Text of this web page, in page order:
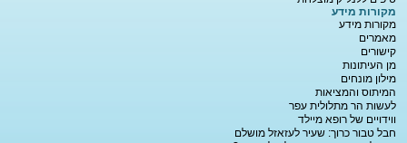
מקורות מידע
מקורות מידע
מאמרים
קישורים
מן העיתונות
מילון מונחים
המיתוס והמציאות
לעשות הר מתלולית עפר
ווידויים של רופא מיילד
חבל טבור כרוך: שעיר לעזאזל מושלם